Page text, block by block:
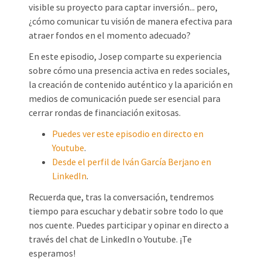
visible su proyecto para captar inversión... pero,
¿cómo comunicar tu visión de manera efectiva para
atraer fondos en el momento adecuado?
En este episodio, Josep comparte su experiencia
sobre cómo una presencia activa en redes sociales,
la creación de contenido auténtico y la aparición en
medios de comunicación puede ser esencial para
cerrar rondas de financiación exitosas.
Puedes ver este episodio en directo en
Youtube.
Desde el perfil de Iván García Berjano en
LinkedIn.
Recuerda que, tras la conversación, tendremos
tiempo para escuchar y debatir sobre todo lo que
nos cuente. Puedes participar y opinar en directo a
través del chat de LinkedIn o Youtube. ¡Te
esperamos!